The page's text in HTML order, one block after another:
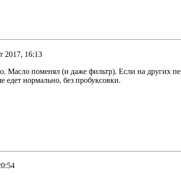
2017, 16:13
Масло поменял (и даже фильтр). Если на других
едет нормально, без пробуксовки.